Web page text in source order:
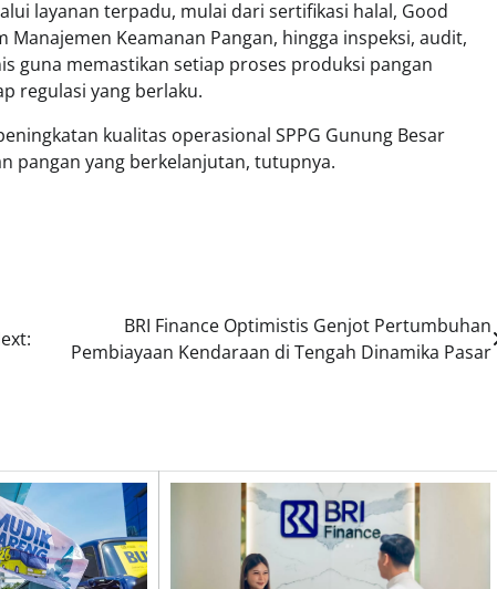
layanan terpadu, mulai dari sertifikasi halal, Good
Manajemen Keamanan Pangan, hingga inspeksi, audit,
guna memastikan setiap proses produksi pangan
regulasi yang berlaku.
kualitas operasional SPPG Gunung Besar
pangan yang berkelanjutan, tutupnya.
BRI Finance Optimistis Genjot Pertumbuhan
Pembiayaan Kendaraan di Tengah Dinamika Pasar